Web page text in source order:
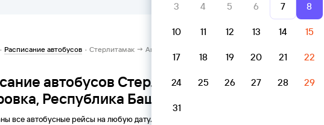
· Расписание автобусов · Стерлитамак → Автостанция Фёдоровка, Республика Башкортостан
автобусов Стерлитамак → Автостанция
Республика Башкортостан
все автобусные рейсы на любую дату. Вы можете узнать точное расписание
3 4 5 6 7 8
10 11 12 13 14 15
17 18 19 20 21 22
24 25 26 27 28 29
31